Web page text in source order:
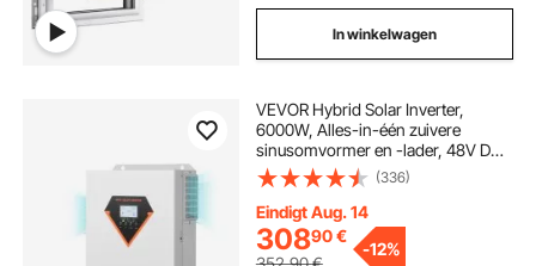
In winkelwagen
VEVOR Hybrid Solar Inverter,
6000W, Alles-in-één zuivere
sinusomvormer en -lader, 48V DC
naar eenfasige 220/230V AC, met
ingebouwde 120A MPPT-
zonnecontroller, voor off-grid
systemen met loodzuur-
lithiumbatterijen
(336)
Eindigt Aug. 14
30890€
-12%